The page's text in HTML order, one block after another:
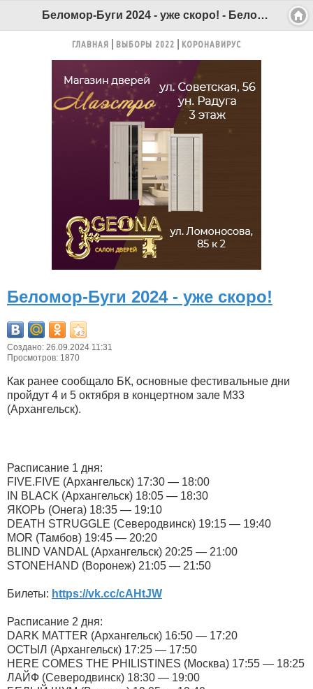
Беломор-Буги 2024 - уже скоро! - Беломорканал Северодвинск tv29.ru
ГЛАВНАЯ ВЫБОРЫ 2022 КОРОНАВИРУС
Беломор-Буги 2024 - уже скоро!
Создано: 26.09.2024 11:31
Просмотров: 1870
Как ранее сообщало БК, основные фестивальные дни
пройдут 4 и 5 октября в концертном зале М33
(Архангельск).
Расписание 1 дня:
FIVE.FIVE (Архангельск) 17:30 — 18:00
IN BLACK (Архангельск) 18:05 — 18:30
ЯКОРЬ (Онега) 18:35 — 19:10
DEATH STRUGGLE (Северодвинск) 19:15 — 19:40
MOR (Тамбов) 19:45 — 20:20
BLIND VANDAL (Архангельск) 20:25 — 21:00
STONEHAND (Воронеж) 21:05 — 21:50
Билеты: https://vk.cc/cAHtJW
Расписание 2 дня:
DARK MATTER (Архангельск) 16:50 — 17:20
ОСТЫЛ (Архангельск) 17:25 — 17:50
HERE COMES THE PHILISTINES (Москва) 17:55 — 18:25
ЛАЙФ (Северодвинск) 18:30 — 19:00